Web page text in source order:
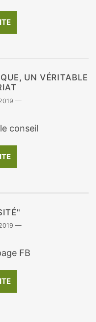
UN VÉRITABLE
conseil
FB